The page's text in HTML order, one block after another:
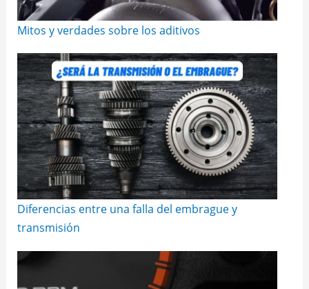
Mitos y verdades sobre los aditivos
Diferencias entre una falla del embrague y
transmisión